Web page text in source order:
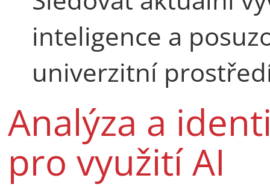
inteligence a
univerzitní
Analýza a
pro využití AI